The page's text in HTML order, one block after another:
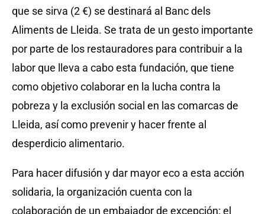
que se sirva (2 €) se destinará al Banc dels
Aliments de Lleida. Se trata de un gesto importante
por parte de los restauradores para contribuir a la
labor que lleva a cabo esta fundación, que tiene
como objetivo colaborar en la lucha contra la
pobreza y la exclusión social en las comarcas de
Lleida, así como prevenir y hacer frente al
desperdicio alimentario.
Para hacer difusión y dar mayor eco a esta acción
solidaria, la organización cuenta con la
colaboración de un embajador de excepción: el